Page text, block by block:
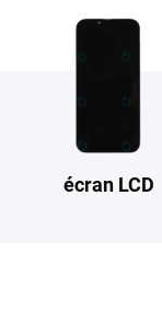
écran LCD